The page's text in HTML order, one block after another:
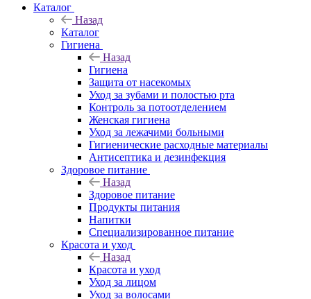
Каталог
Назад
Каталог
Гигиена
Назад
Гигиена
Защита от насекомых
Уход за зубами и полостью рта
Контроль за потоотделением
Женская гигиена
Уход за лежачими больными
Гигиенические расходные материалы
Антисептика и дезинфекция
Здоровое питание
Назад
Здоровое питание
Продукты питания
Напитки
Специализированное питание
Красота и уход
Назад
Красота и уход
Уход за лицом
Уход за волосами